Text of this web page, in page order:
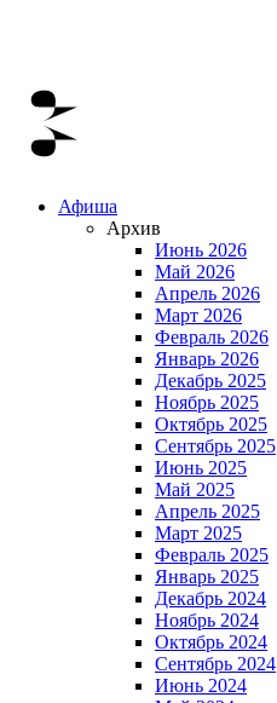
Афиша
Архив
Июнь 2026
Май 2026
Апрель 2026
Март 2026
Февраль 2026
Январь 2026
Декабрь 2025
Ноябрь 2025
Октябрь 2025
Сентябрь 2025
Июнь 2025
Май 2025
Апрель 2025
Март 2025
Февраль 2025
Январь 2025
Декабрь 2024
Ноябрь 2024
Октябрь 2024
Сентябрь 2024
Июнь 2024